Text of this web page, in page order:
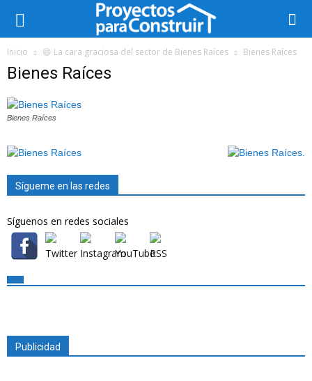
Inicio 😄 La cara graciosa del sector de Bienes Raíces Bienes Raíces
Bienes Raíces
Bienes Raíces
Sígueme en las redes
Síguenos en redes sociales
Publicidad